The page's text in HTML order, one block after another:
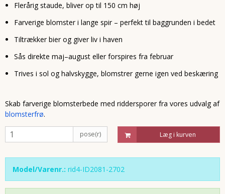
Flerårig staude, bliver op til 150 cm høj
Farverige blomster i lange spir – perfekt til baggrunden i bedet
Tiltrækker bier og giver liv i haven
Sås direkte maj–august eller forspires fra februar
Trives i sol og halvskygge, blomstrer gerne igen ved beskæring
Skab farverige blomsterbede med riddersporer fra vores udvalg af
blomsterfrø.
pose(r) Læg i kurven
Model/Varenr.: rid4-ID2081-2702